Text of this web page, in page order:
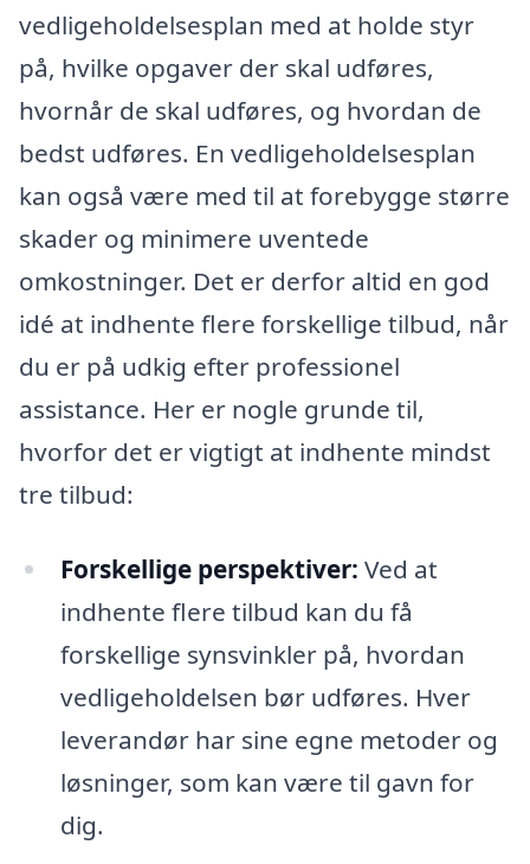
vedligeholdelsesplan med at holde styr
på, hvilke opgaver der skal udføres,
hvornår de skal udføres, og hvordan de
bedst udføres. En vedligeholdelsesplan
kan også være med til at forebygge større
skader og minimere uventede
omkostninger. Det er derfor altid en god
idé at indhente flere forskellige tilbud, når
du er på udkig efter professionel
assistance. Her er nogle grunde til,
hvorfor det er vigtigt at indhente mindst
tre tilbud:
Forskellige perspektiver: Ved at
indhente flere tilbud kan du få
forskellige synsvinkler på, hvordan
vedligeholdelsen bør udføres. Hver
leverandør har sine egne metoder og
løsninger, som kan være til gavn for
dig.